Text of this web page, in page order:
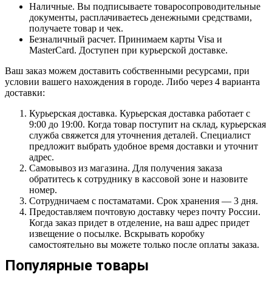
Наличные. Вы подписываете товаросопроводительные
документы, расплачиваетесь денежными средствами,
получаете товар и чек.
Безналичный расчет. Принимаем карты Visa и
MasterCard. Доступен при курьерской доставке.
Ваш заказ можем доставить собственными ресурсами, при
условии вашего нахождения в городе. Либо через 4 варианта
доставки:
Курьерская доставка. Курьерская доставка работает с
9:00 до 19:00. Когда товар поступит на склад, курьерская
служба свяжется для уточнения деталей. Специалист
предложит выбрать удобное время доставки и уточнит
адрес.
Самовывоз из магазина. Для получения заказа
обратитесь к сотруднику в кассовой зоне и назовите
номер.
Сотрудничаем с постаматами. Срок хранения — 3 дня.
Предоставляем почтовую доставку через почту России.
Когда заказ придет в отделение, на ваш адрес придет
извещение о посылке. Вскрывать коробку
самостоятельно вы можете только после оплаты заказа.
Популярные товары